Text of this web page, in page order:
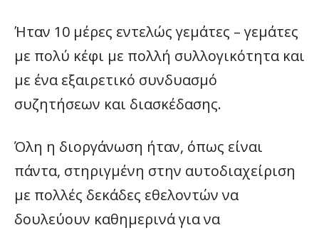
Ήταν 10 μέρες εντελώς γεμάτες – γεμάτες
με πολύ κέφι με πολλή συλλογικότητα και
με ένα εξαιρετικό συνδυασμό
συζητήσεων και διασκέδασης.
Όλη η διοργάνωση ήταν, όπως είναι
πάντα, στηριγμένη στην αυτοδιαχείριση
με πολλές δεκάδες εθελοντών να
δουλεύουν καθημερινά για να